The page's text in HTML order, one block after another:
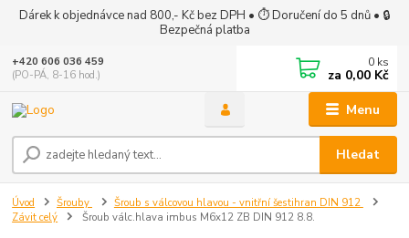
Dárek k objednávce nad 800,- Kč bez DPH • ⏱ Doručení do 5 dnů • 🔒
Bezpečná platba
Menu
Hledat
+420 606 036 459
(PO-PÁ, 8-16 hod.)
0 ks
za 0,00 Kč
Úvod Šrouby
Šroub s válcovou hlavou - vnitřní šestihran DIN 912
Závit celý
Šroub válc.hlava imbus M6x12 ZB DIN 912 8.8.